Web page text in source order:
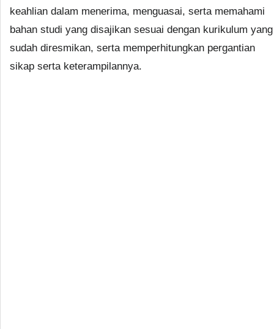
keahlian dalam menerima, menguasai, serta memahami
bahan studi yang disajikan sesuai dengan kurikulum yang
sudah diresmikan, serta memperhitungkan pergantian
sikap serta keterampilannya.